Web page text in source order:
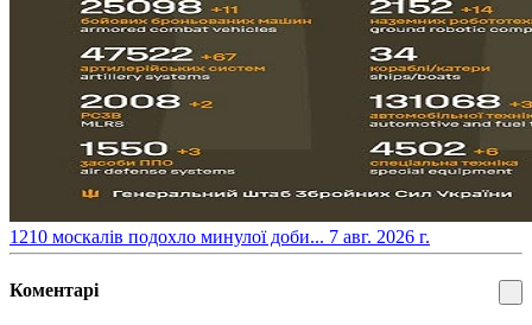
​1210 москалів подохло минулої доби... 7 авг. 2026 г.
Коментарі